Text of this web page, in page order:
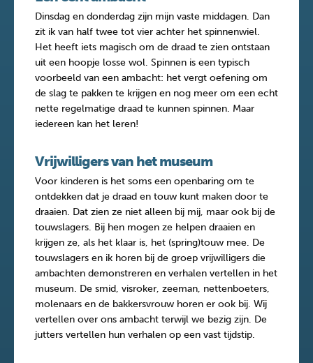
Dinsdag en donderdag zijn mijn vaste middagen. Dan
zit ik van half twee tot vier achter het spinnenwiel.
Het heeft iets magisch om de draad te zien ontstaan
uit een hoopje losse wol. Spinnen is een typisch
voorbeeld van een ambacht: het vergt oefening om
de slag te pakken te krijgen en nog meer om een echt
nette regelmatige draad te kunnen spinnen. Maar
iedereen kan het leren!
Vrijwilligers van het museum
Voor kinderen is het soms een openbaring om te
ontdekken dat je draad en touw kunt maken door te
draaien. Dat zien ze niet alleen bij mij, maar ook bij de
touwslagers. Bij hen mogen ze helpen draaien en
krijgen ze, als het klaar is, het (spring)touw mee. De
touwslagers en ik horen bij de groep vrijwilligers die
ambachten demonstreren en verhalen vertellen in het
museum. De smid, visroker, zeeman, nettenboeters,
molenaars en de bakkersvrouw horen er ook bij. Wij
vertellen over ons ambacht terwijl we bezig zijn. De
jutters vertellen hun verhalen op een vast tijdstip.